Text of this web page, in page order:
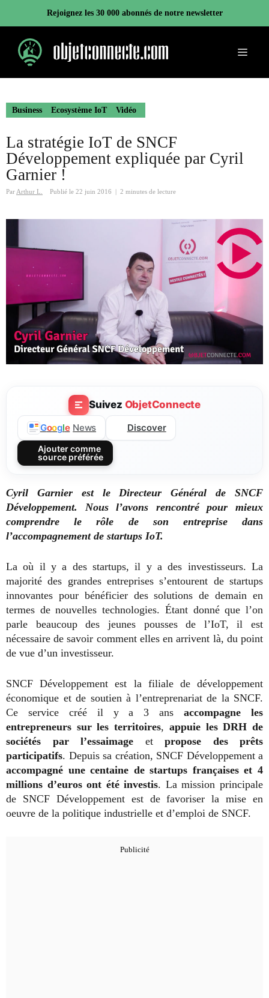
contenu
Rejoignez les 30 000 abonnés de notre newsletter
Menu
Business Ecosystème IoT Vidéo
La stratégie IoT de SNCF
Développement expliquée par Cyril
Garnier !
Par Arthur L. Publié le 22 juin 2016 2 minutes de lecture
Suivez ObjetConnecte
Google News Discover
Ajouter comme
source préférée
Cyril Garnier est le Directeur Général de SNCF
Développement. Nous l’avons rencontré pour mieux
comprendre le rôle de son entreprise dans
l’accompagnement de startups IoT.
La où il y a des startups, il y a des investisseurs. La
majorité des grandes entreprises s’entourent de startups
innovantes pour bénéficier des solutions de demain en
termes de nouvelles technologies. Étant donné que l’on
parle beaucoup des jeunes pousses de l’IoT, il est
nécessaire de savoir comment elles en arrivent là, du point
de vue d’un investisseur.
SNCF Développement est la filiale de développement
économique et de soutien à l’entreprenariat de la SNCF.
Ce service créé il y a 3 ansaccompagne les
entrepreneurs sur les territoires, appuie les DRH de
sociétés par l’essaimage et propose des prêts
participatifs. Depuis sa création, SNCF Développement a
accompagné une centaine de startups françaises et 4
millions d’euros ont été investis. La mission principale
de SNCF Développement est de favoriser la mise en
oeuvre de la politique industrielle et d’emploi de SNCF.